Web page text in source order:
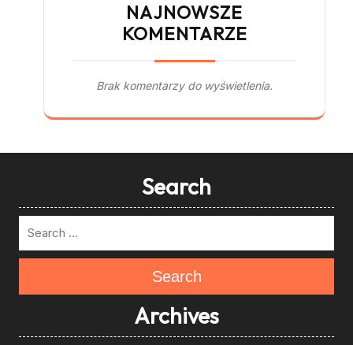
NAJNOWSZE
KOMENTARZE
Brak komentarzy do wyświetlenia.
Search
Search
Archives